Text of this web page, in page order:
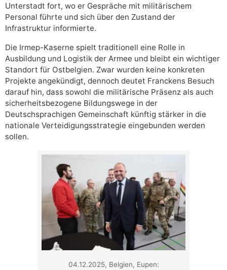
Unterstadt fort, wo er Gespräche mit militärischem
Personal führte und sich über den Zustand der
Infrastruktur informierte.
Die Irmep-Kaserne spielt traditionell eine Rolle in
Ausbildung und Logistik der Armee und bleibt ein wichtiger
Standort für Ostbelgien. Zwar wurden keine konkreten
Projekte angekündigt, dennoch deutet Franckens Besuch
darauf hin, dass sowohl die militärische Präsenz als auch
sicherheitsbezogene Bildungswege in der
Deutschsprachigen Gemeinschaft künftig stärker in die
nationale Verteidigungsstrategie eingebunden werden
sollen.
04.12.2025, Belgien, Eupen: